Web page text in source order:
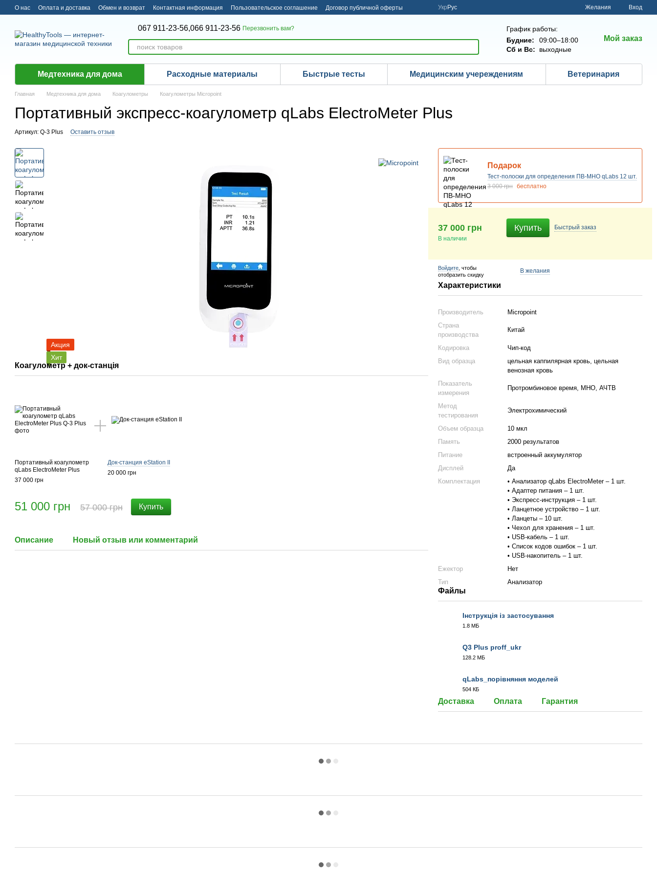
Перейти к основному контенту
О нас Оплата и доставка Обмен и возврат Контактная информация Пользовательское соглашение Договор публичной оферты Укр Рус Желания Вход
067 911-23-56,066 911-23-56 Перезвонить вам?
График работы:
Будние:
09:00–18:00
Сб и Вс:
выходные
Мой заказ
Медтехника для дома Расходные материалы Быстрые тесты Медицинским учереждениям Ветеринария
Главная Медтехника для дома Коагулометры Коагулометры Micropoint
Портативный экспресс-коагулометр qLabs ElectroMeter Plus
Артикул: Q-3 Plus Оставить отзыв
Акция
Хит
Коагулометр + док-станція
Портативный коагулометр
qLabs ElectroMeter Plus
37 000 грн
Док-станция eStation II
20 000 грн
51 000 грн 57 000 грн Купить
Описание Новый отзыв или комментарий
Подарок
Тест-полоски для определения ПВ-МНО qLabs 12 шт.
3 000 грн бесплатно
37 000 грн
В наличии
Купить Быстрый заказ
Войдите , чтобы
отобразить скидку
В желания
Характеристики
Производитель
Micropoint
Страна
производства
Китай
Кодировка
Чип-код
Вид образца
цельная каппилярная кровь, цельная
венозная кровь
Показатель
измерения
Протромбиновое время, МНО, АЧТВ
Метод
тестирования
Электрохимический
Объем образца
10 мкл
Память
2000 результатов
Питание
встроенный аккумулятор
Дисплей
Да
Комплектация
• Анализатор qLabs ElectroMeter – 1 шт.
• Адаптер питания – 1 шт.
• Экспресс-инструкция – 1 шт.
• Ланцетное устройство – 1 шт.
• Ланцеты – 10 шт.
• Чехол для хранения – 1 шт.
• USB-кабель – 1 шт.
• Список кодов ошибок – 1 шт.
• USB-накопитель – 1 шт.
Ежектор
Нет
Тип
Анализатор
Файлы
Інструкція із застосування
1.8 МБ
Q3 Plus proff_ukr
128.2 МБ
qLabs_порівняння моделей
504 КБ
Доставка Оплата Гарантия